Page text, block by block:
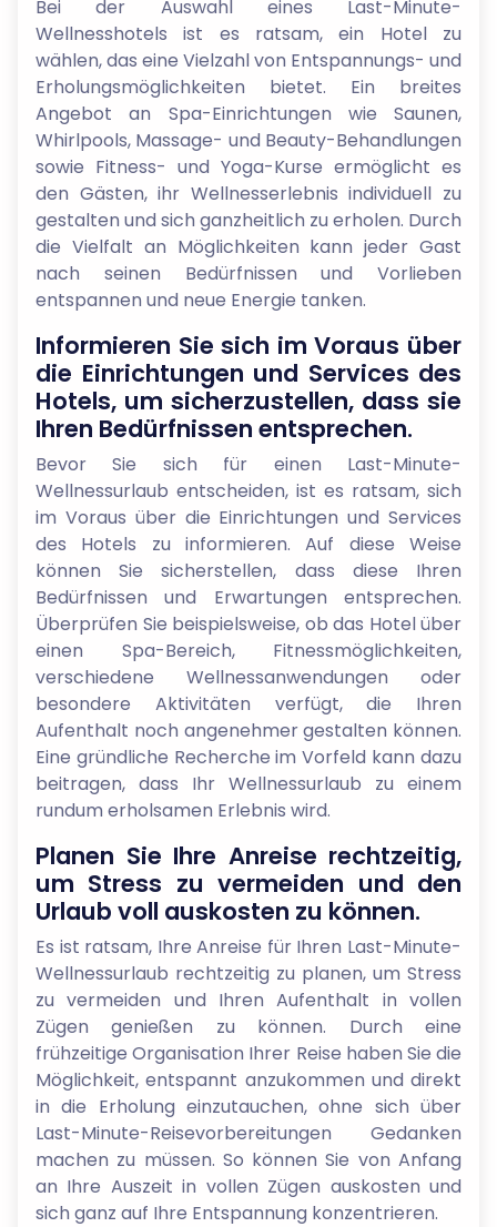
Bei der Auswahl eines Last-Minute-
Wellnesshotels ist es ratsam, ein Hotel zu
wählen, das eine Vielzahl von Entspannungs- und
Erholungsmöglichkeiten bietet. Ein breites
Angebot an Spa-Einrichtungen wie Saunen,
Whirlpools, Massage- und Beauty-Behandlungen
sowie Fitness- und Yoga-Kurse ermöglicht es
den Gästen, ihr Wellnesserlebnis individuell zu
gestalten und sich ganzheitlich zu erholen. Durch
die Vielfalt an Möglichkeiten kann jeder Gast
nach seinen Bedürfnissen und Vorlieben
entspannen und neue Energie tanken.
Informieren Sie sich im Voraus über
die Einrichtungen und Services des
Hotels, um sicherzustellen, dass sie
Ihren Bedürfnissen entsprechen.
Bevor Sie sich für einen Last-Minute-
Wellnessurlaub entscheiden, ist es ratsam, sich
im Voraus über die Einrichtungen und Services
des Hotels zu informieren. Auf diese Weise
können Sie sicherstellen, dass diese Ihren
Bedürfnissen und Erwartungen entsprechen.
Überprüfen Sie beispielsweise, ob das Hotel über
einen Spa-Bereich, Fitnessmöglichkeiten,
verschiedene Wellnessanwendungen oder
besondere Aktivitäten verfügt, die Ihren
Aufenthalt noch angenehmer gestalten können.
Eine gründliche Recherche im Vorfeld kann dazu
beitragen, dass Ihr Wellnessurlaub zu einem
rundum erholsamen Erlebnis wird.
Planen Sie Ihre Anreise rechtzeitig,
um Stress zu vermeiden und den
Urlaub voll auskosten zu können.
Es ist ratsam, Ihre Anreise für Ihren Last-Minute-
Wellnessurlaub rechtzeitig zu planen, um Stress
zu vermeiden und Ihren Aufenthalt in vollen
Zügen genießen zu können. Durch eine
frühzeitige Organisation Ihrer Reise haben Sie die
Möglichkeit, entspannt anzukommen und direkt
in die Erholung einzutauchen, ohne sich über
Last-Minute-Reisevorbereitungen Gedanken
machen zu müssen. So können Sie von Anfang
an Ihre Auszeit in vollen Zügen auskosten und
sich ganz auf Ihre Entspannung konzentrieren.